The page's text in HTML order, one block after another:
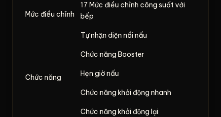
Mức điều chỉnh
17 Mức điều chỉnh công suất với
bếp
Chức năng
Tự nhận diện nồi nấu
Chức năng Booster
Hẹn giờ nấu
Chức năng khởi động nhanh
Chức năng khởi động lại